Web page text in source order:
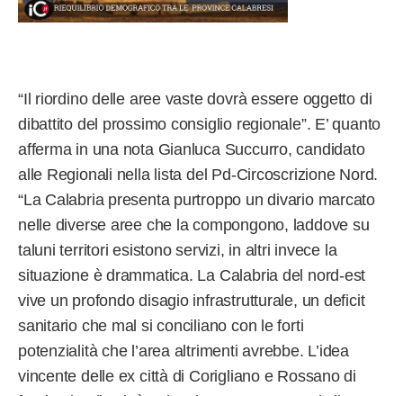
“Il riordino delle aree vaste dovrà essere oggetto di
dibattito del prossimo consiglio regionale”. E’ quanto
afferma in una nota Gianluca Succurro, candidato
alle Regionali nella lista del Pd-Circoscrizione Nord.
“La Calabria presenta purtroppo un divario marcato
nelle diverse aree che la compongono, laddove su
taluni territori esistono servizi, in altri invece la
situazione è drammatica. La Calabria del nord-est
vive un profondo disagio infrastrutturale, un deficit
sanitario che mal si conciliano con le forti
potenzialità che l’area altrimenti avrebbe. L’idea
vincente delle ex città di Corigliano e Rossano di